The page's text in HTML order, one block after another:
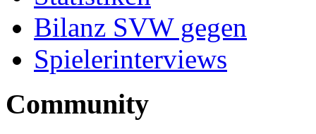
Bilanz SVW gegen
Spielerinterviews
Community